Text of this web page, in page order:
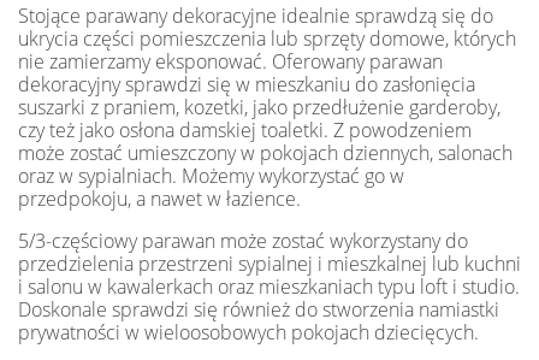
Stojące parawany dekoracyjne idealnie sprawdzą się do
ukrycia części pomieszczenia lub sprzęty domowe, których
nie zamierzamy eksponować. Oferowany parawan
dekoracyjny sprawdzi się w mieszkaniu do zasłonięcia
suszarki z praniem, kozetki, jako przedłużenie garderoby,
czy też jako osłona damskiej toaletki. Z powodzeniem
może zostać umieszczony w pokojach dziennych, salonach
oraz w sypialniach. Możemy wykorzystać go w
przedpokoju, a nawet w łazience.
5/3-częściowy parawan może zostać wykorzystany do
przedzielenia przestrzeni sypialnej i mieszkalnej lub kuchni
i salonu w kawalerkach oraz mieszkaniach typu loft i studio.
Doskonale sprawdzi się również do stworzenia namiastki
prywatności w wieloosobowych pokojach dziecięcych.